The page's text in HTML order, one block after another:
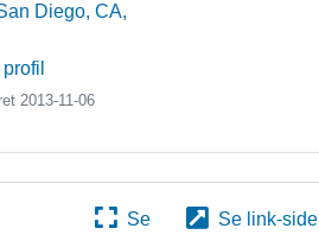
Diego, CA,
2013-11-06
Se
Se link-side